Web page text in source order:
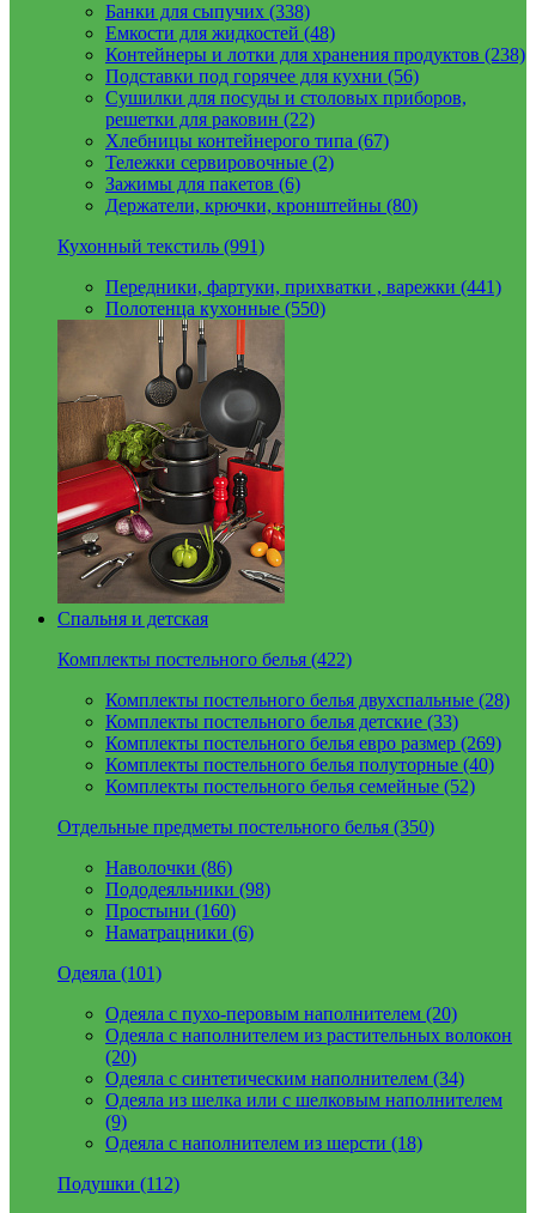
Банки для сыпучих (338)
Емкости для жидкостей (48)
Контейнеры и лотки для хранения продуктов (238)
Подставки под горячее для кухни (56)
Сушилки для посуды и столовых приборов,
решетки для раковин (22)
Хлебницы контейнерого типа (67)
Тележки сервировочные (2)
Зажимы для пакетов (6)
Держатели, крючки, кронштейны (80)
Кухонный текстиль (991)
Передники, фартуки, прихватки , варежки (441)
Полотенца кухонные (550)
Спальня и детская
Комплекты постельного белья (422)
Комплекты постельного белья двухспальные (28)
Комплекты постельного белья детские (33)
Комплекты постельного белья евро размер (269)
Комплекты постельного белья полуторные (40)
Комплекты постельного белья семейные (52)
Отдельные предметы постельного белья (350)
Наволочки (86)
Пододеяльники (98)
Простыни (160)
Наматрацники (6)
Одеяла (101)
Одеяла с пухо-перовым наполнителем (20)
Одеяла с наполнителем из растительных волокон
(20)
Одеяла с синтетическим наполнителем (34)
Одеяла из шелка или с шелковым наполнителем
(9)
Одеяла с наполнителем из шерсти (18)
Подушки (112)